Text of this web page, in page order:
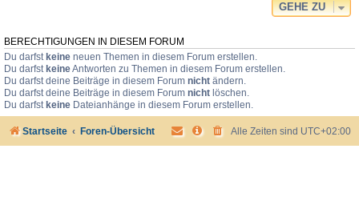
GEHE ZU
BERECHTIGUNGEN IN DIESEM FORUM
Du darfst keine neuen Themen in diesem Forum erstellen.
Du darfst keineAntworten zu Themen in diesem Forum erstellen.
Du darfst deine Beiträge in diesem Forum nicht ändern.
Du darfst deine Beiträge in diesem Forum nicht löschen.
Du darfst keine Dateianhänge in diesem Forum erstellen.
Startseite Foren-Übersicht Alle Zeiten sind UTC+02:00